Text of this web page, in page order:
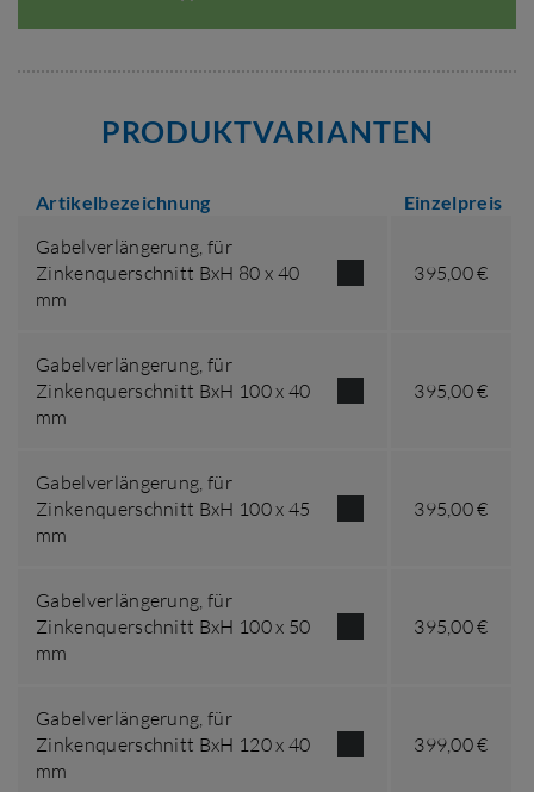
PRODUKTVARIANTEN
Artikelbezeichnung Einzelpreis
Gabelverlängerung,für
Zinkenquerschnitt BxH 80 x 40
mm
395,00 €
Gabelverlängerung,für
Zinkenquerschnitt BxH 100 x 40
mm
395,00 €
Gabelverlängerung,für
Zinkenquerschnitt BxH 100 x 45
mm
395,00 €
Gabelverlängerung,für
Zinkenquerschnitt BxH 100 x 50
mm
395,00 €
Gabelverlängerung,für
Zinkenquerschnitt BxH 120 x 40
mm
399,00 €